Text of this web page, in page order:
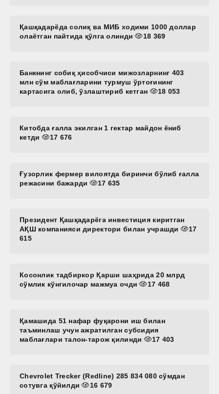
Қашқадарёда солиқ ва МИБ ходими 1000 доллар
олаётган пайтида қўлга олинди
18 369
Банкнинг собиқ ҳисобчиси мижозларнинг 403
млн сўм маблағларини турмуш ўртоғининг
картасига олиб, ўзлаштириб кетган
18 053
Китобда ғалла экилган 1 гектар майдон ёниб
кетди
17 676
Ғузорлик фермер вилоятда биринчи бўлиб ғалла
режасини бажарди
17 635
Президент Қашқадарёга инвестиция киритган
АҚШ компанияси директори билан учрашди
17
615
Косонлик тадбиркор Қарши шаҳрида 20 млрд
сўмлик кўнгилочар мажмуа очди
17 468
Қамашида 51 нафар фуқарони иш билан
таъминлаш учун ажратилган субсидия
маблағлари талон-тарож қилинди
17 403
Chevrolet Trecker (Redline) 285 834 080 сўмдан
сотувга қўйилди
16 679